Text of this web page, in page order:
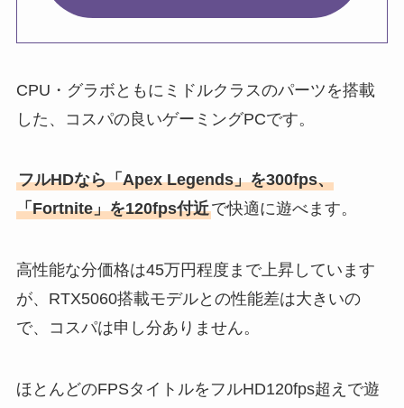
CPU・グラボともにミドルクラスのパーツを搭載
した、コスパの良いゲーミングPCです。
フルHDなら「Apex Legends」を300fps、
「Fortnite」を120fps付近で快適に遊べます。
高性能な分価格は45万円程度まで上昇しています
が、RTX5060搭載モデルとの性能差は大きいの
で、コスパは申し分ありません。
ほとんどのFPSタイトルをフルHD120fps超えで遊